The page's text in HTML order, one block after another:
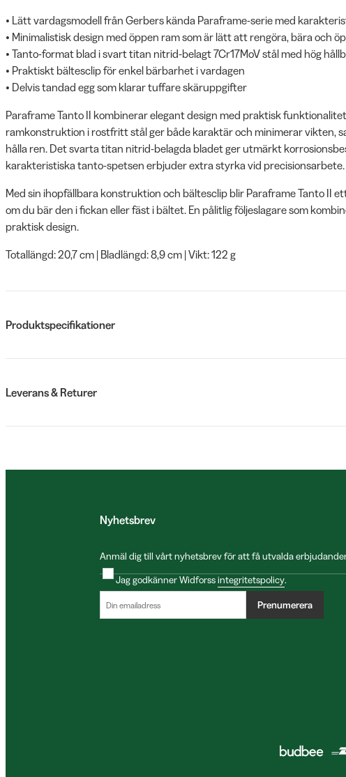
• Lätt vardagsmodell från Gerbers kända Paraframe-serie med
• Minimalistisk design med öppen ram som är lätt att rengöra, bära och
• Tanto-format blad i svart titan nitrid-belagt 7Cr17MoV stål med hög
• Praktiskt bältesclip för enkel bärbarhet i vardagen
• Delvis tandad egg som klarar tuffare skäruppgifter
Paraframe Tanto II kombinerar elegant design med praktisk
ramkonstruktion i rostfritt stål ger både karaktär och minimerar vikten,
hålla ren. Det svarta titan nitrid-belagda bladet ger utmärkt
karakteristiska tanto-spetsen erbjuder extra styrka vid precisionsarbete.
Med sin ihopfällbara konstruktion och bältesclip blir Paraframe Tanto II
om du bär den i fickan eller fäst i bältet. En pålitlig följeslagare som
praktisk design.
Totallängd: 20,7 cm | Bladlängd: 8,9 cm | Vikt: 122 g
Produktspecifikationer
Leverans & Returer
Nyhetsbrev
Anmäl dig till vårt nyhetsbrev för att få utvalda
Jag godkänner Widforssintegritetspolicy.
Prenumerera